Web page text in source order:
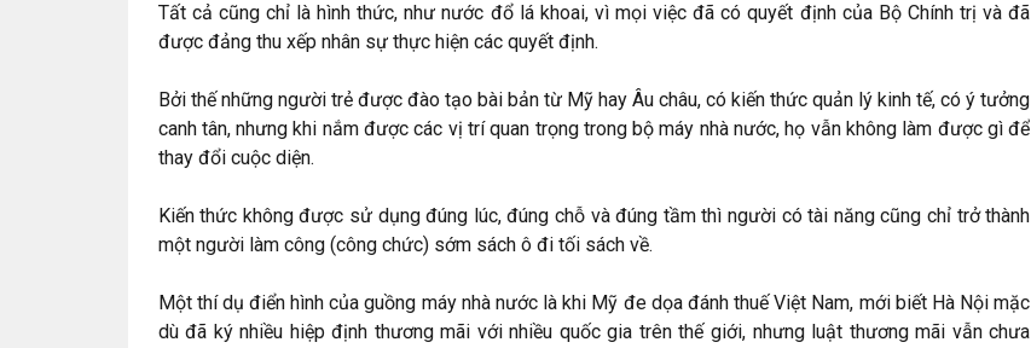
Tất cả cũng chỉ là hình thức, như nước đổ lá khoai, vì mọi việc đã có quyết định của Bộ Chính trị và đã
được đảng thu xếp nhân sự thực hiện các quyết định.
Bởi thế những người trẻ được đào tạo bài bản từ Mỹ hay Âu châu, có kiến thức quản lý kinh tế, có ý tưởng
canh tân, nhưng khi nắm được các vị trí quan trọng trong bộ máy nhà nước, họ vẫn không làm được gì để
thay đổi cuộc diện.
Kiến thức không được sử dụng đúng lúc, đúng chỗ và đúng tầm thì người có tài năng cũng chỉ trở thành
một người làm công (công chức) sớm sách ô đi tối sách về.
Một thí dụ điển hình của guồng máy nhà nước là khi Mỹ đe dọa đánh thuế Việt Nam, mới biết Hà Nội mặc
dù đã ký nhiều hiệp định thương mãi với nhiều quốc gia trên thế giới, nhưng luật thương mãi vẫn chưa